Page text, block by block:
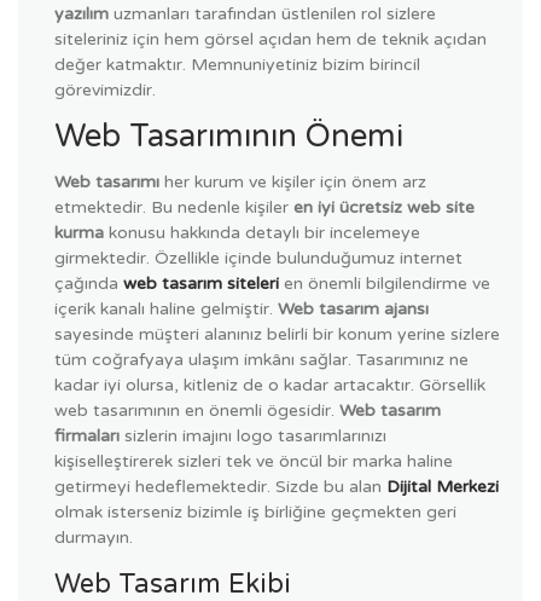
yazılım uzmanları tarafından üstlenilen rol sizlere
siteleriniz için hem görsel açıdan hem de teknik açıdan
değer katmaktır. Memnuniyetiniz bizim birincil
görevimizdir.
Web Tasarımının Önemi
Web tasarımı her kurum ve kişiler için önem arz
etmektedir. Bu nedenle kişiler en iyi ücretsiz web site
kurma konusu hakkında detaylı bir incelemeye
girmektedir. Özellikle içinde bulunduğumuz internet
çağında web tasarım siteleri en önemli bilgilendirme ve
içerik kanalı haline gelmiştir. Web tasarım ajansı
sayesinde müşteri alanınız belirli bir konum yerine sizlere
tüm coğrafyaya ulaşım imkânı sağlar. Tasarımınız ne
kadar iyi olursa, kitleniz de o kadar artacaktır. Görsellik
web tasarımının en önemli ögesidir. Web tasarım
firmaları sizlerin imajını logo tasarımlarınızı
kişiselleştirerek sizleri tek ve öncül bir marka haline
getirmeyi hedeflemektedir. Sizde bu alan Dijital Merkezi
olmak isterseniz bizimle iş birliğine geçmekten geri
durmayın.
Web Tasarım Ekibi